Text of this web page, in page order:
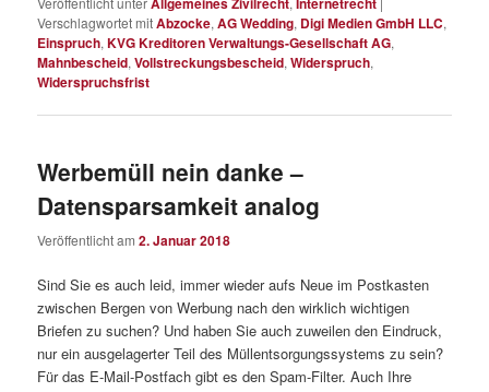
Verschlagwortet mitAbzocke,AG Wedding, Digi Medien GmbH LLC,
Einspruch,KVG Kreditoren Verwaltungs-Gesellschaft AG,
Mahnbescheid,Vollstreckungsbescheid,Widerspruch,
Widerspruchsfrist
Werbemüll nein danke –
Datensparsamkeit analog
Veröffentlicht am2. Januar 2018
Sind Sie es auch leid, immer wieder aufs Neue im Postkasten
zwischen Bergen von Werbung nach den wirklich wichtigen
Briefen zu suchen? Und haben Sie auch zuweilen den Eindruck,
nur ein ausgelagerter Teil des Müllentsorgungssystems zu sein?
Für das E-Mail-Postfach gibt es den Spam-Filter. Auch Ihre